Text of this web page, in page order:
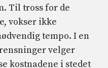
Til tross for de
vokser ikke
tempo. I en
velger
kostnadene i stedet